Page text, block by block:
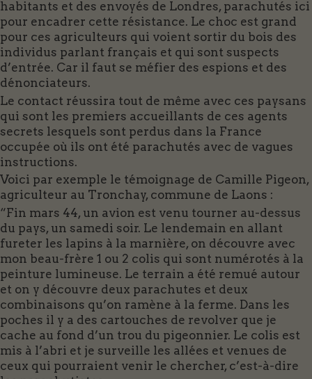
habitants et des envoyés de Londres, parachutés ici
pour encadrer cette résistance. Le choc est grand
pour ces agriculteurs qui voient sortir du bois des
individus parlant français et qui sont suspects
d’entrée. Car il faut se méfier des espions et des
dénonciateurs.
Le contact réussira tout de même avec ces paysans
qui sont les premiers accueillants de ces agents
secrets lesquels sont perdus dans la France
occupée où ils ont été parachutés avec de vagues
instructions.
Voici par exemple le témoignage de Camille Pigeon,
agriculteur au Tronchay, commune de Laons :
“Fin mars 44, un avion est venu tourner au-dessus
du pays, un samedi soir. Le lendemain en allant
fureter les lapins à la marnière, on découvre avec
mon beau-frère 1 ou 2 colis qui sont numérotés à la
peinture lumineuse. Le terrain a été remué autour
et on y découvre deux parachutes et deux
combinaisons qu’on ramène à la ferme. Dans les
poches il y a des cartouches de revolver que je
cache au fond d’un trou du pigeonnier. Le colis est
mis à l’abri et je surveille les allées et venues de
ceux qui pourraient venir le chercher, c’est-à-dire